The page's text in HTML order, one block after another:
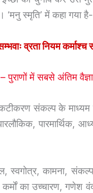
स्मृति’ में कहा गया है-
व्रता नियम कर्माश्च
पुराणों में सबसे अंतिम
संकल्प के माध्यम
पारमार्थिक,
कामना,
का उच्चारण, गणेश